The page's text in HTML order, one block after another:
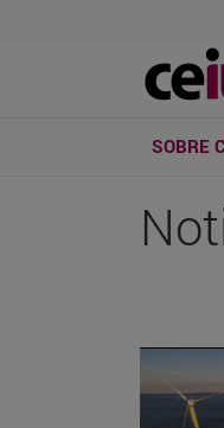
SOBRE